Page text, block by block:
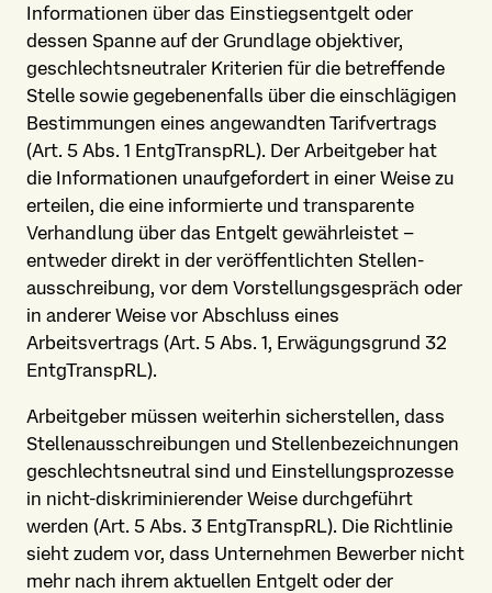
Informationen über das Einstiegsentgelt oder
dessen Spanne auf der Grundlage objektiver,
geschlechts­neutraler Kriterien für die betreffende
Stelle sowie gegebenenfalls über die einschlägigen
Bestimmungen eines angewandten Tarifvertrags
(Art. 5 Abs. 1 EntgTranspRL). Der Arbeitgeber hat
die Informationen unaufgefordert in einer Weise zu
erteilen, die eine informierte und transparente
Verhandlung über das Entgelt gewährleistet –
entweder direkt in der veröffentlichten Stellen­
ausschreibung, vor dem Vorstellungs­gespräch oder
in anderer Weise vor Abschluss eines
Arbeitsvertrags (Art. 5 Abs. 1, Erwägungsgrund 32
EntgTranspRL).
Arbeitgeber müssen weiterhin sicherstellen, dass
Stellen­ausschreibungen und Stellen­bezeichnungen
geschlechtsneutral sind und Einstellungs­prozesse
in nicht-diskriminierender Weise durchgeführt
werden (Art. 5 Abs. 3 EntgTranspRL). Die Richtlinie
sieht zudem vor, dass Unternehmen Bewerber nicht
mehr nach ihrem aktuellen Entgelt oder der